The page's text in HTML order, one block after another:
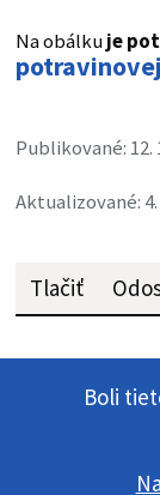
Na obálkuje
Publikované: 12.
Aktualizované: 4.
Tlačiť
Boli